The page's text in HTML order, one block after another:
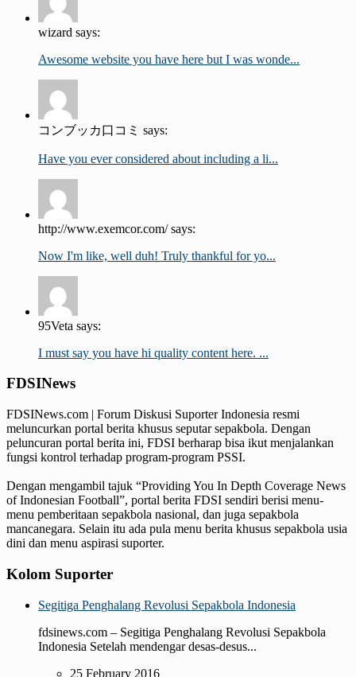
wizard says:
Awesome website you have here but I was wonde...
コンブッカ口コミ says:
Have you ever considered about including a li...
http://www.exemcor.com/ says:
Now I'm like, well duh! Truly thankful for yo...
95Veta says:
I must say you have hi quality content here. ...
FDSINews
FDSINews.com | Forum Diskusi Suporter Indonesia resmi
meluncurkan portal berita khusus seputar sepakbola. Dengan
peluncuran portal berita ini, FDSI berharap bisa ikut menjalankan
fungsi kontrol terhadap program-program PSSI.
Dengan mengambil tajuk “Providing You In Depth Coverage News
of Indonesian Football”, portal berita FDSI sendiri berisi menu-
menu pemberitaan sepakbola nasional, dan juga sepakbola
mancanegara. Selain itu ada pula menu berita khusus sepakbola usia
dini dan menu aspirasi suporter.
Kolom Suporter
Segitiga Penghalang Revolusi Sepakbola Indonesia
fdsinews.com – Segitiga Penghalang Revolusi Sepakbola
Indonesia Setelah mendengar desas-desus...
25 February 2016